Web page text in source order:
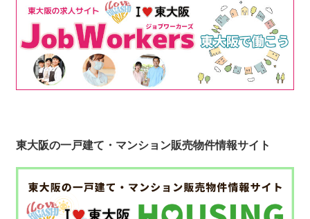
東大阪の一戸建て・マンション販売物件情報サイト